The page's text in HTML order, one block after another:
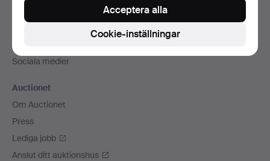
Sociala medier
Auctionet
Om Auctionet
Press
Lediga jobb
Anslut ditt auktionshus
Cookie-inställningar
Acceptera alla